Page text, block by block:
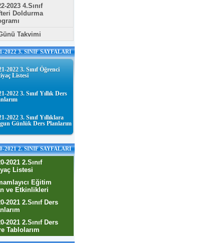
2023 4.Sınıf
Doldurma
Takvimi
2022 3. SINIF SAYFALARI
2022 3. Sınıf Öğrenci
Listesi
2022 3. Sınıf Yıllık Ders
2022 3. Sınıf Yıllıklara
Günlük Ders Planlarım
2021 2. SINIF SAYFALARI
2021 2.Sınıf
Listesi
Eğitim
ve Etkinlikleri
2021 2.Sınıf Ders
2021 2.Sınıf Ders
Tablolarım